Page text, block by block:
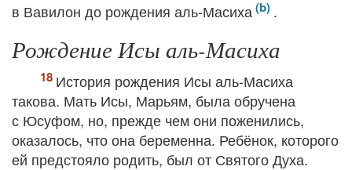
в Вавилон до рождения аль-Масиха
.
Рождение Исы аль-Масиха
История рождения Исы аль-Масиха
такова. Мать Исы, Марьям, была обручена
с Юсуфом, но, прежде чем они поженились,
оказалось, что она беременна. Ребёнок, которого
ей предстояло родить, был от Святого Духа.